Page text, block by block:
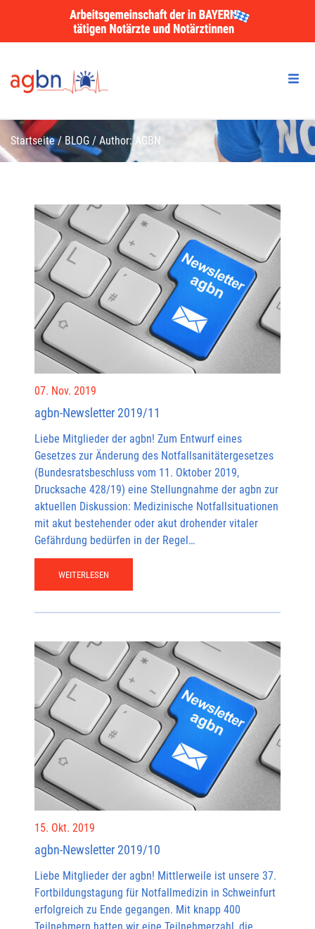
Startseite/BLOG / Author: AGBN
07. Nov. 2019
agbn-Newsletter 2019/11
Liebe Mitglieder der agbn! Zum Entwurf eines
Gesetzes zur Änderung des Notfallsanitätergesetzes
(Bundesratsbeschluss vom 11. Oktober 2019,
Drucksache 428/19) eine Stellungnahme der agbn zur
aktuellen Diskussion: Medizinische Notfallsituationen
mit akut bestehender oder akut drohender vitaler
Gefährdung bedürfen in der Regel…
WEITERLESEN
15. Okt. 2019
agbn-Newsletter 2019/10
Liebe Mitglieder der agbn! Mittlerweile ist unsere 37.
Fortbildungstagung für Notfallmedizin in Schweinfurt
erfolgreich zu Ende gegangen. Mit knapp 400